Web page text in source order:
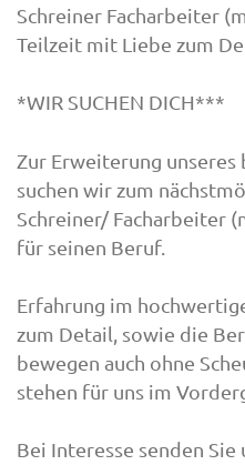
Schreiner Facharbeiter
Teilzeit mit Liebe zum
*WIR SUCHEN DICH***
Zur Erweiterung unseres
suchen wir zum
Schreiner/ Facharbeiter
für seinen Beruf.
Erfahrung im
zum Detail, sowie die
bewegen auch ohne
stehen für uns im
Bei Interesse senden